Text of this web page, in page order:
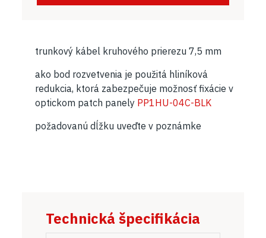
trunkový kábel kruhového prierezu 7,5 mm
ako bod rozvetvenia je použitá hliníková
redukcia, ktorá zabezpečuje možnosť fixácie v
optickom patch panely PP1HU-04C-BLK
požadovanú dĺžku uveďte v poznámke
Technická špecifikácia